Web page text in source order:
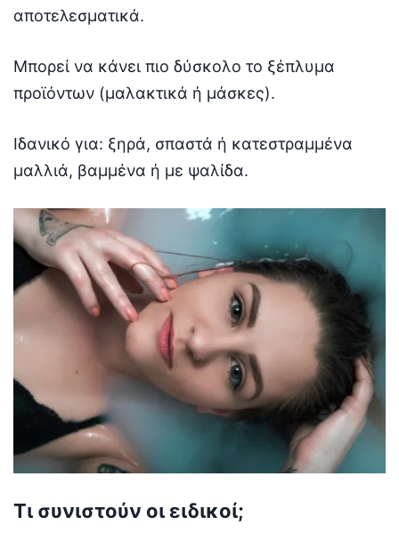
αποτελεσματικά.
Μπορεί να κάνει πιο δύσκολο το ξέπλυμα
προϊόντων (μαλακτικά ή μάσκες).
Ιδανικό για: ξηρά, σπαστά ή κατεστραμμένα
μαλλιά, βαμμένα ή με ψαλίδα.
Τι συνιστούν οι ειδικοί;